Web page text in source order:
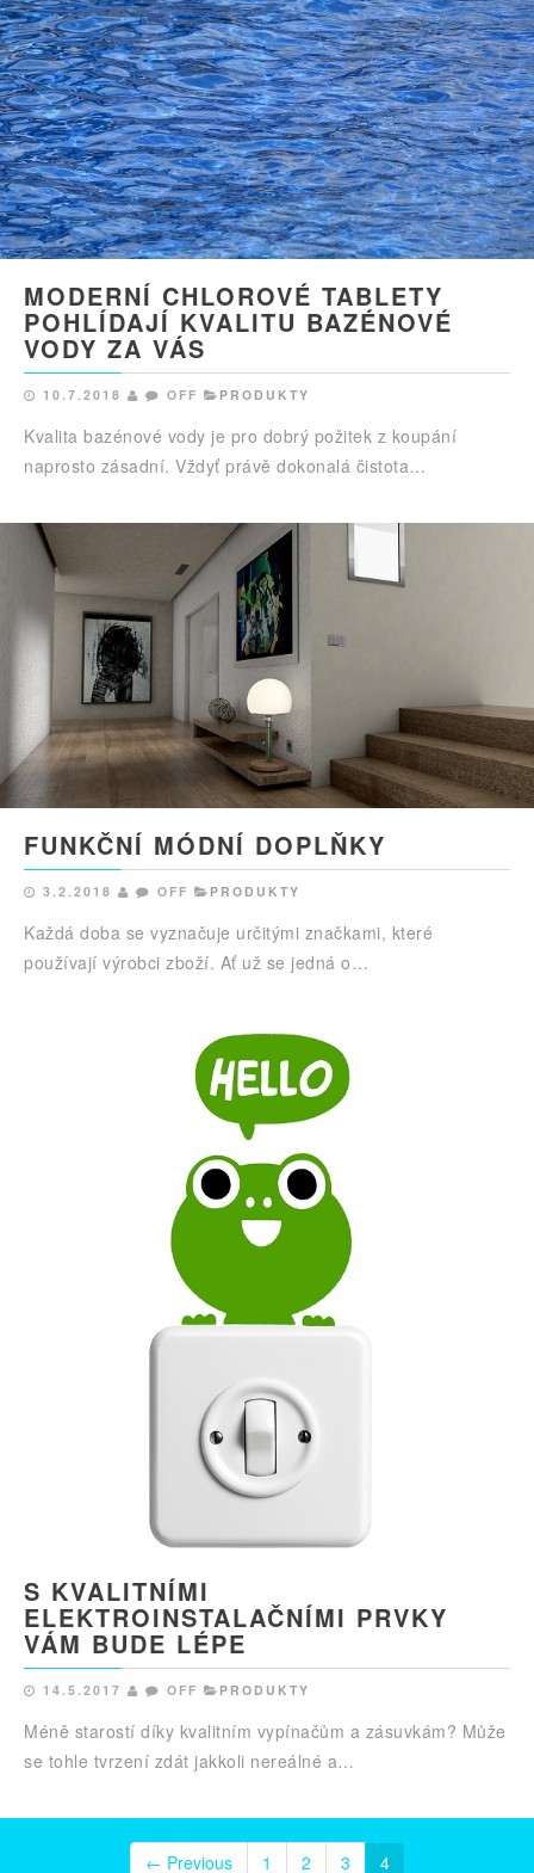
MODERNÍ CHLOROVÉ TABLETY
POHLÍDAJÍ KVALITU BAZÉNOVÉ
VODY ZA VÁS
10.7.2018 OFF PRODUKTY
Kvalita bazénové vody je pro dobrý požitek z koupání
naprosto zásadní. Vždyť právě dokonalá čistota…
FUNKČNÍ MÓDNÍ DOPLŇKY
3.2.2018 OFF PRODUKTY
Každá doba se vyznačuje určitými značkami, které
používají výrobci zboží. Ať už se jedná o…
S KVALITNÍMI
ELEKTROINSTALAČNÍMI PRVKY
VÁM BUDE LÉPE
14.5.2017 OFF PRODUKTY
Méně starostí díky kvalitním vypínačům a zásuvkám? Může
se tohle tvrzení zdát jakkoli nereálné a…
← Previous 1 2 3 4